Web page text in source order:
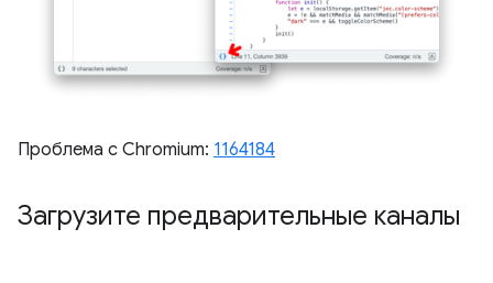
Проблема с Chromium: 1164184
Загрузите предварительные каналы